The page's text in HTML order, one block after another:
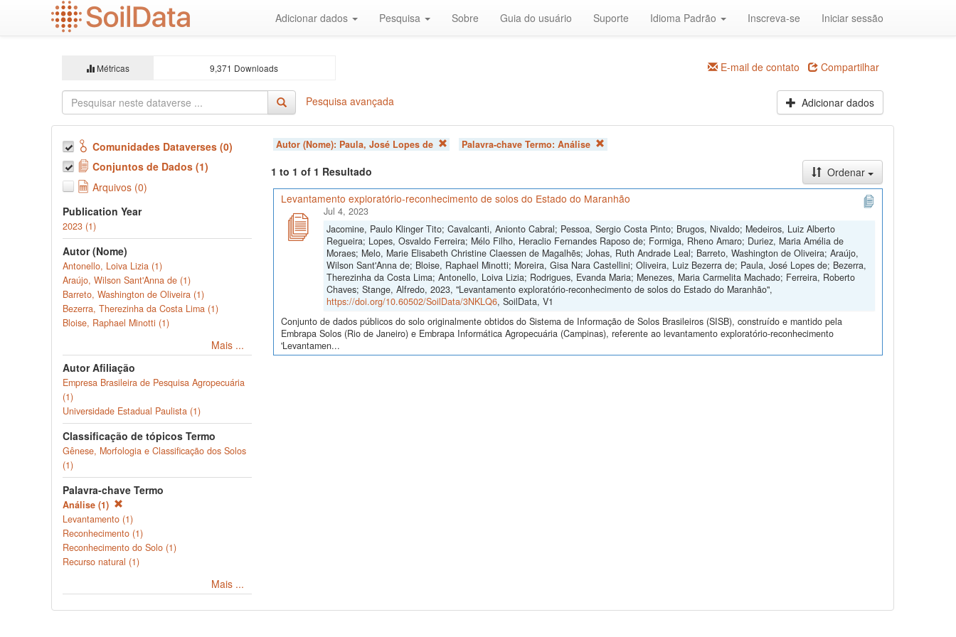
Adicionar dados Pesquisa Sobre Guia do usuário Suporte Idioma Padrão Inscreva-se Iniciar sessão
Métricas 9,371 Downloads E-mail de contato Compartilhar
Pesquisa avançada Adicionar dados
Comunidades Dataverses (0)
Conjuntos de Dados (1)
Arquivos (0)
Publication Year
2023 (1)
Autor (Nome)
Antonello, Loiva Lizia (1)
Araújo, Wilson Sant'Anna de (1)
Barreto, Washington de Oliveira (1)
Bezerra, Therezinha da Costa Lima (1)
Bloise, Raphael Minotti (1)
Mais ...
Autor Afiliação
Empresa Brasileira de Pesquisa Agropecuária
(1)
Universidade Estadual Paulista (1)
Classificação de tópicos Termo
Gênese, Morfologia e Classificação dos Solos
(1)
Palavra-chave Termo
Análise (1)
Levantamento (1)
Reconhecimento (1)
Reconhecimento do Solo (1)
Recurso natural (1)
Mais ...
Autor (Nome): Paula, José Lopes de Palavra-chave Termo: Análise
1 to 1 of 1 Resultado
Ordenar
Levantamento exploratório-reconhecimento de solos do Estado do Maranhão
Jul 4, 2023
Jacomine, Paulo Klinger Tito; Cavalcanti, Anionto Cabral; Pessoa, Sergio Costa Pinto; Brugos, Nivaldo; Medeiros, Luiz Alberto
Regueira; Lopes, Osvaldo Ferreira; Mélo Filho, Heraclio Fernandes Raposo de; Formiga, Rheno Amaro; Duriez, Maria Amélia de
Moraes; Melo, Marie Elisabeth Christine Claessen de Magalhẽs; Johas, Ruth Andrade Leal; Barreto, Washington de Oliveira; Araújo,
Wilson Sant'Anna de; Bloise, Raphael Minotti; Moreira, Gisa Nara Castellini; Oliveira, Luiz Bezerra de; Paula, José Lopes de; Bezerra,
Therezinha da Costa Lima; Antonello, Loiva Lizia; Rodrigues, Evanda Maria; Menezes, Maria Carmelita Machado; Ferreira, Roberto
Chaves; Stange, Alfredo, 2023, "Levantamento exploratório-reconhecimento de solos do Estado do Maranhão",
https://doi.org/10.60502/SoilData/3NKLQ6, SoilData, V1
Conjunto de dados públicos do solo originalmente obtidos do Sistema de Informação de Solos Brasileiros (SISB), construído e mantido pela
Embrapa Solos (Rio de Janeiro) e Embrapa Informática Agropecuária (Campinas), referente ao levantamento exploratório-reconhecimento
'Levantamen...